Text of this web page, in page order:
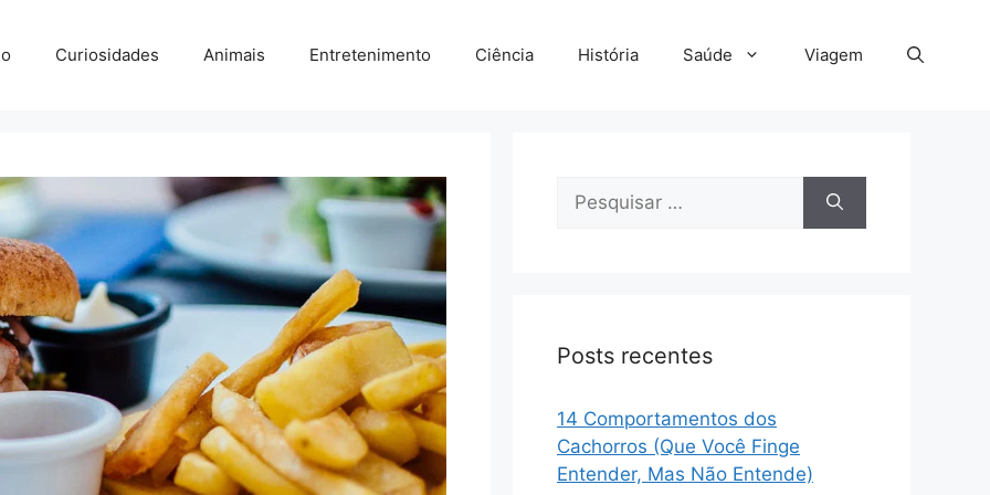
Curiosidades Animais Entretenimento Ciência História Saúde Viagem
Pesquisar
Posts recentes
14 Comportamentos dos
Cachorros (Que Você Finge
Entender, Mas Não Entende)